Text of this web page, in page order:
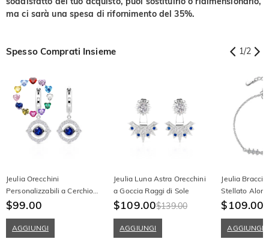
ma ci sarà una spesa di rifornimento del 35%.
Spesso Comprati Insieme 1/2
Jeulia Orecchini
Personalizzabili a Cerchio
con Contorno, Alone e
$99.00
AGGIUNGI
Jeulia Luna Astra Orecchini
a Goccia Raggi di Sole
$109.00$139.00
AGGIUNGI
Jeulia
Stellato
Moissanite
$109.00
AGGIUNGI